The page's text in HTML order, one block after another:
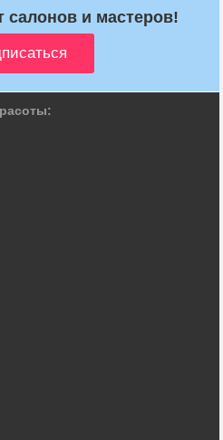
салонов и мастеров!